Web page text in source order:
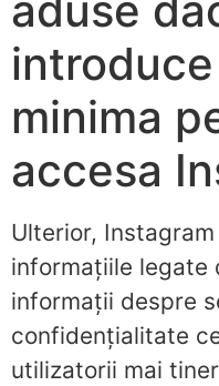
aduse
minima
accesa
Ulterior,
informațiile legate
informații despre
confidențialitate
utilizatorii mai